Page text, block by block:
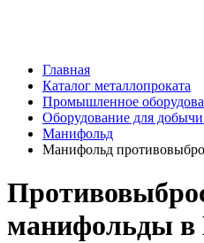
Главная
Каталог металлопроката
Промышленное
Оборудование для добычи
Манифольд
Манифольд
манифольды в